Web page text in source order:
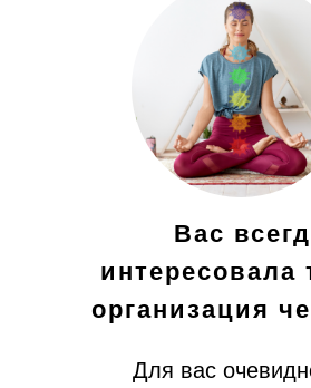
Для вас
Вас
интересовала
организация